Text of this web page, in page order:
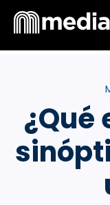
¿Qué